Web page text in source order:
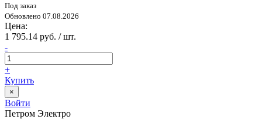
Под заказ
Обновлено 07.08.2026
Цена:
1 795.14 руб. / шт.
-
+
Купить
×
Войти
Петром Электро